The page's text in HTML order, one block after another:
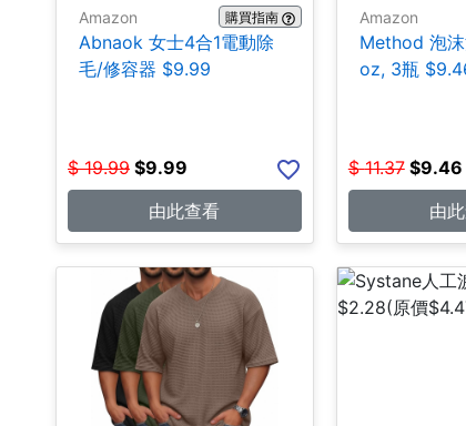
Amazon 購買指南
Abnaok 女士4合1電動除
毛/修容器 $9.99
$ 19.99 $9.99
由此查看
Amazon
Method 泡
oz, 3瓶
$ 11.37 $9.46
由